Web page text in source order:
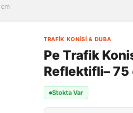
TRAFIK KONISI & DUBA
Pe Trafik
Reflektifli– 75
Stokta Var